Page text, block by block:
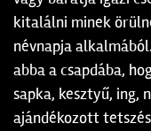
kitalálni minek
névnapja
abba a csapdába,
sapka, kesztyű, ing,
ajándékozott